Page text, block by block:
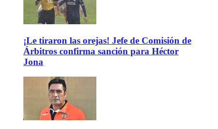
¡Le tiraron las orejas! Jefe de Comisión de
Árbitros confirma sanción para Héctor
Jona